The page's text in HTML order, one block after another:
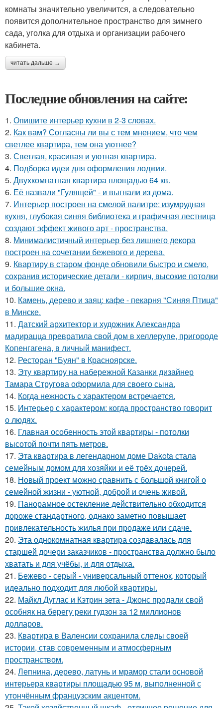
комнаты значительно увеличится, а следовательно
появится дополнительное пространство для зимнего
сада, уголка для отдыха и организации рабочего
кабинета.
читать дальше →
Последние обновления на сайте:
1. Опишите интерьер кухни в 2-3 словах.
2. Как вам? Согласны ли вы с тем мнением, что чем
светлее квартира, тем она уютнее?
3. Светлая, красивая и уютная квартира.
4. Подборка идеи для оформления лоджии.
5. Двухкомнатная квартира площадью 64 кв.
6. Её назвали "Гулящей" - и выгнали из дома.
7. Интерьер построен на смелой палитре: изумрудная
кухня, глубокая синяя библиотека и графичная лестница
создают эффект живого арт - пространства.
8. Минималистичный интерьер без лишнего декора
построен на сочетании бежевого и дерева.
9. Квартиру в старом фонде обновили быстро и смело,
сохранив исторические детали - кирпич, высокие потолки
и большие окна.
10. Камень, дерево и заяц: кафе - пекарня "Синяя Птица"
в Минске.
11. Датский архитектор и художник Александра
мадирацца превратила свой дом в хеллерупе, пригороде
Копенгагена, в личный манифест.
12. Ресторан "Буян" в Красноярске.
13. Эту квартиру на набережной Казанки дизайнер
Тамара Стругова оформила для своего сына.
14. Когда нежность с характером встречается.
15. Интерьер с характером: когда пространство говорит
о людях.
16. Главная особенность этой квартиры - потолки
высотой почти пять метров.
17. Эта квартира в легендарном доме Dakota стала
семейным домом для хозяйки и её трёх дочерей.
18. Новый проект можно сравнить с большой книгой о
семейной жизни - уютной, доброй и очень живой.
19. Панорамное остекление действительно обходится
дороже стандартного, однако заметно повышает
привлекательность жилья при продаже или сдаче.
20. Эта однокомнатная квартира создавалась для
старшей дочери заказчиков - пространства должно было
хватать и для учёбы, и для отдыха.
21. Бежево - серый - универсальный оттенок, который
идеально подходит для любой квартиры.
22. Майкл Дуглас и Кэтрин зета - Джонс продали свой
особняк на берегу реки гудзон за 12 миллионов
долларов.
23. Квартира в Валенсии сохранила следы своей
истории, став современным и атмосферным
пространством.
24. Лепнина, дерево, латунь и мрамор стали основой
интерьера квартиры площадью 95 м, выполненной с
утончённым французским акцентом.